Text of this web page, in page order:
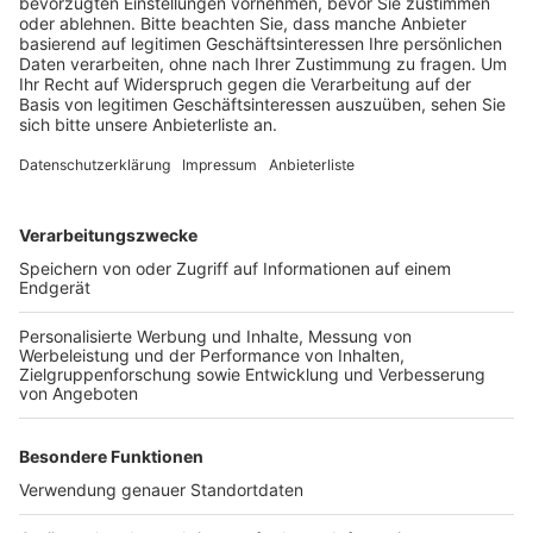
Veröffentlicht:Donnerstag, 26.10.2023 16:07
Anzeige
Die Ampel hatte sowohl für den Mann als auch für den
Zusammenstoß stürzte der Senior und verletzte sich
schwer. Rettungskräfte brachten ihn ins Krankenhaus,
hier ist der Mann dann gestern Abend gestorben, heißt
es von der Polizei.
Anzeige